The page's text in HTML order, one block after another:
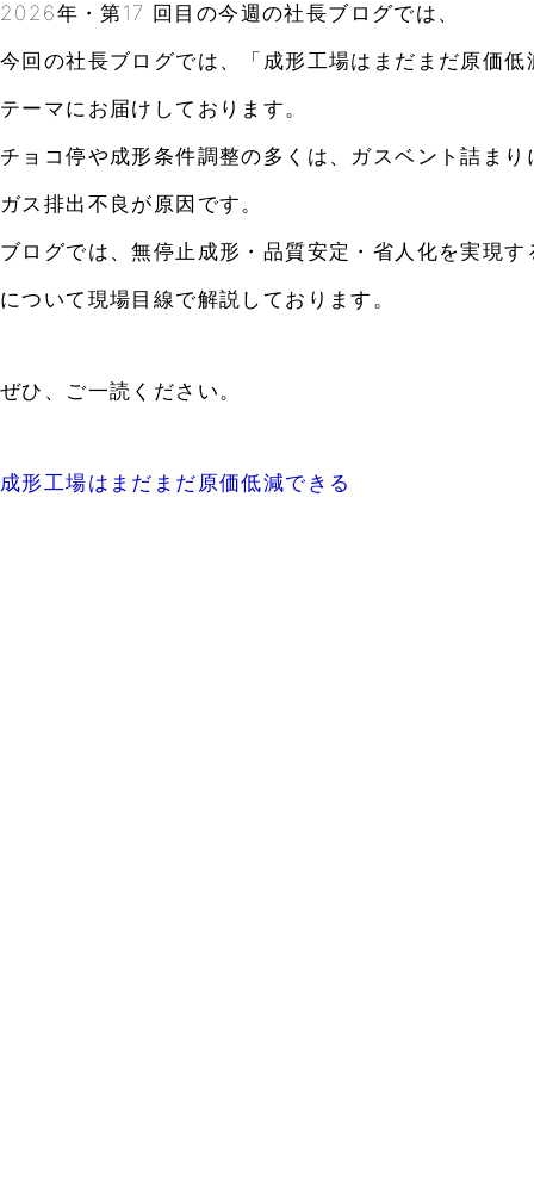
2026年・第17 回目の今週の社長ブログでは、
今回の社長ブログでは、「成形工場はまだまだ原価低
テーマにお届けしております。
チョコ停や成形条件調整の多くは、ガスベント詰まり
ガス排出不良が原因です。
ブログでは、無停止成形・品質安定・省人化を実現
について現場目線で解説しております。
ぜひ、ご一読ください。
成形工場はまだまだ原価低減できる